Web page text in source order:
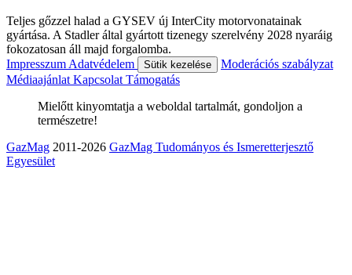
Teljes gőzzel halad a GYSEV új InterCity motorvonatainak
gyártása. A Stadler által gyártott tizenegy szerelvény 2028 nyaráig
fokozatosan áll majd forgalomba.
Impresszum Adatvédelem Sütik kezelése
Moderációs szabályzat
Médiaajánlat Kapcsolat Támogatás
Mielőtt kinyomtatja a weboldal tartalmát, gondoljon a
természetre!
GazMag 2011-2026 GazMag Tudományos és Ismeretterjesztő
Egyesület